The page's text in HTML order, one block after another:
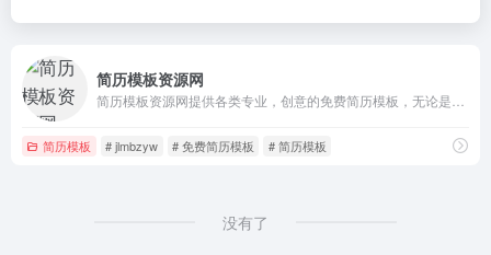
简历模板资源网
简历模板 # jlmbzyw # 免费简历模板 # 简历模板
没有了